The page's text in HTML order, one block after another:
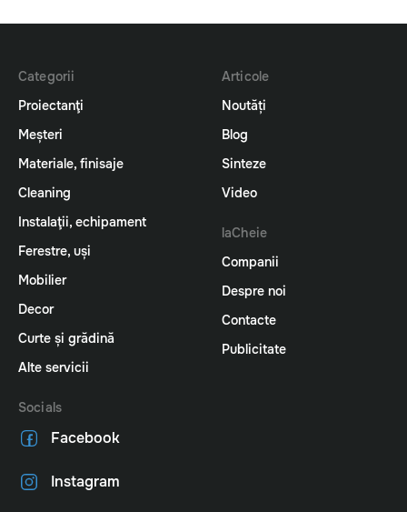
Categorii
Proiectanţi
Meșteri
Materiale, finisaje
Cleaning
Instalaţii, echipament
Ferestre, uși
Mobilier
Decor
Curte și grădină
Alte servicii
Articole
Noutăți
Blog
Sinteze
Video
laCheie
Companii
Despre noi
Contacte
Publicitate
Socials
Facebook
Instagram